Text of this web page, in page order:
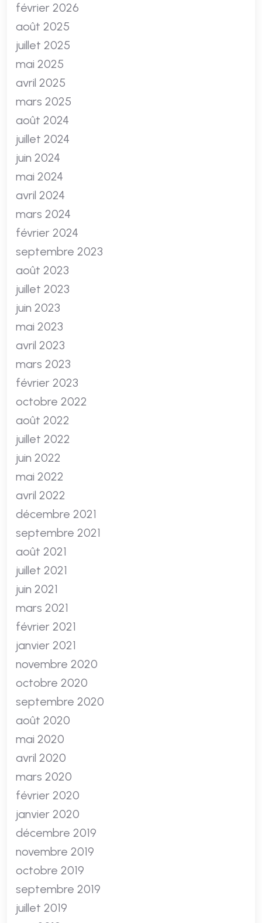
février 2026
août 2025
juillet 2025
mai 2025
avril 2025
mars 2025
août 2024
juillet 2024
juin 2024
mai 2024
avril 2024
mars 2024
février 2024
septembre 2023
août 2023
juillet 2023
juin 2023
mai 2023
avril 2023
mars 2023
février 2023
octobre 2022
août 2022
juillet 2022
juin 2022
mai 2022
avril 2022
décembre 2021
septembre 2021
août 2021
juillet 2021
juin 2021
mars 2021
février 2021
janvier 2021
novembre 2020
octobre 2020
septembre 2020
août 2020
mai 2020
avril 2020
mars 2020
février 2020
janvier 2020
décembre 2019
novembre 2019
octobre 2019
septembre 2019
juillet 2019